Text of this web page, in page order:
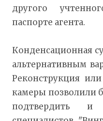
другого
паспорте агента.
Конденсационная
альтернативным
Реконструкция
камеры позволили
подтвердить и